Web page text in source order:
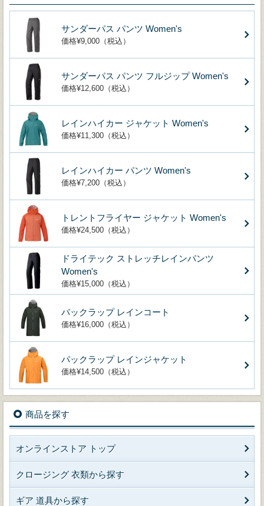
サンダーパス パンツ Women's
価格¥9,000（税込）
サンダーパス パンツ フルジップ Women's
価格¥12,600（税込）
レインハイカー ジャケット Women's
価格¥11,300（税込）
レインハイカー パンツ Women's
価格¥7,200（税込）
トレントフライヤー ジャケット Women's
価格¥24,500（税込）
ドライテック ストレッチレインパンツ
Women's
価格¥15,000（税込）
パックラップ レインコート
価格¥16,000（税込）
パックラップ レインジャケット
価格¥14,500（税込）
商品を探す
オンラインストア トップ
クロージング 衣類から探す
ギア 道具から探す